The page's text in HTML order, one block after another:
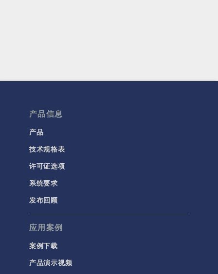
产品信息
产品
技术规格表
许可证选项
系统要求
发布回顾
应用案例
案例下载
产品演示视频